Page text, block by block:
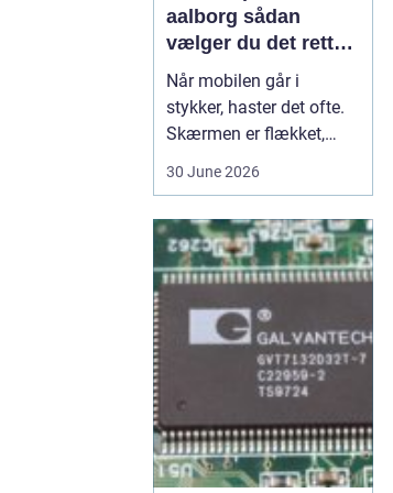
aalborg sådan
vælger du det rette
værksted
Når mobilen går i
stykker, haster det ofte.
Skærmen er flækket,
Aalborg er der flere
værksteder at vælge
imellem, og det kan være
svært at gennemskue,
hvem der faktisk leverer
30 June 2026